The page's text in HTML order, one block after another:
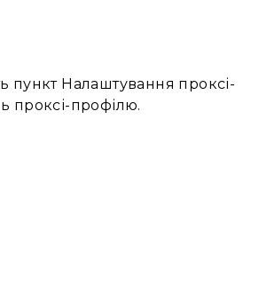
пункт Налаштування проксі-
проксі-профілю.